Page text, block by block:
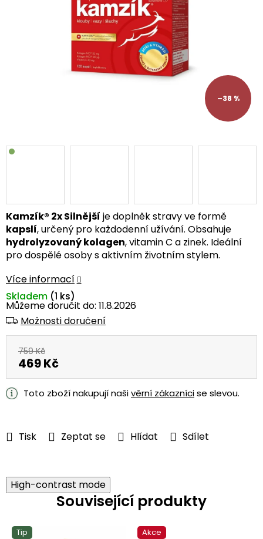
–38 %
Kamzík® 2x Silnější je doplněk stravy ve formě
kapslí, určený pro každodenní užívání. Obsahuje
hydrolyzovaný kolagen, vitamin C a zinek. Ideální
pro dospělé osoby s aktivním životním stylem.
Více informací
Tisk Zeptat se Hlídat Sdílet
Můžeme doručit do: 11.8.2026
Možnosti doručení
Skladem (1 ks)
759 Kč
469 Kč
Měrná
cena:
Toto zboží nakupují našivěrní zákaznícise slevou.
High-contrast mode
Související produkty
Tip Akce